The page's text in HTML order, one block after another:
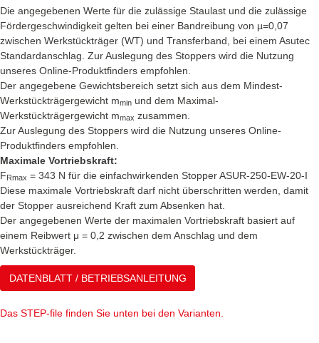
Die angegebenen Werte für die zulässige Staulast und die zulässige
Fördergeschwindigkeit gelten bei einer Bandreibung von µ=0,07
zwischen Werkstückträger (WT) und Transferband, bei einem Asutec
Standardanschlag. Zur Auslegung des Stoppers wird die Nutzung
unseres Online-Produktfinders empfohlen.
Der angegebene Gewichtsbereich setzt sich aus dem Mindest-
Werkstückträgergewicht mmin und dem Maximal-
Werkstückträgergewicht mmax zusammen.
Zur Auslegung des Stoppers wird die Nutzung unseres Online-
Produktfinders empfohlen.
Maximale Vortriebskraft:
F Rmax = 343 N für die einfachwirkenden Stopper ASUR-250-EW-20-I
Diese maximale Vortriebskraft darf nicht überschritten werden, damit
der Stopper ausreichend Kraft zum Absenken hat.
Der angegebenen Werte der maximalen Vortriebskraft basiert auf
einem Reibwert μ = 0,2 zwischen dem Anschlag und dem
Werkstückträger.
DATENBLATT / BETRIEBSANLEITUNG
Das STEP-file finden Sie unten bei den Varianten.